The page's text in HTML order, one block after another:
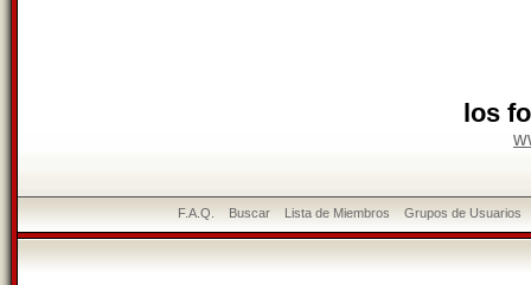
los
F.A.Q. Buscar Lista de Miembros Grupos de Usuarios